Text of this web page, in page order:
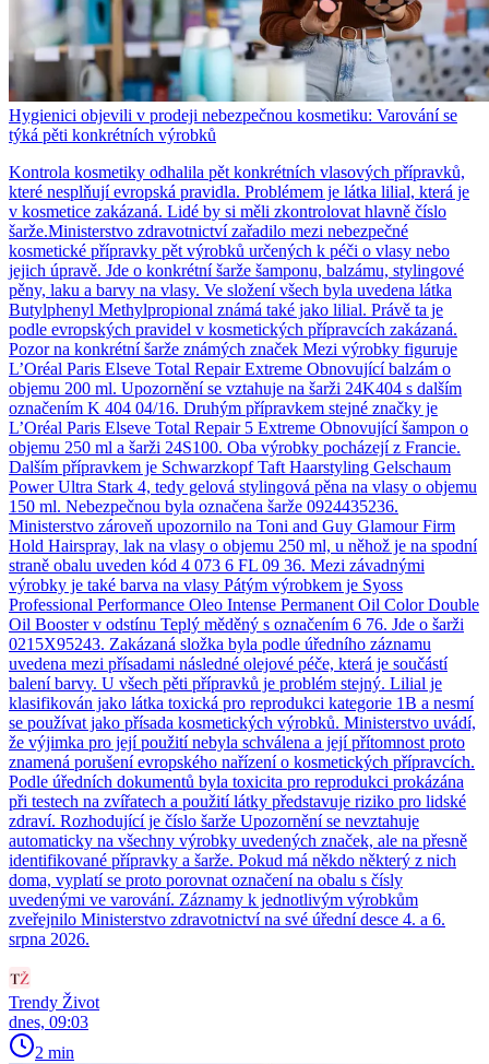
Hygienici objevili v prodeji nebezpečnou kosmetiku: Varování se
týká pěti konkrétních výrobků
Kontrola kosmetiky odhalila pět konkrétních vlasových přípravků,
které nesplňují evropská pravidla. Problémem je látka lilial, která je
v kosmetice zakázaná. Lidé by si měli zkontrolovat hlavně číslo
šarže.Ministerstvo zdravotnictví zařadilo mezi nebezpečné
kosmetické přípravky pět výrobků určených k péči o vlasy nebo
jejich úpravě. Jde o konkrétní šarže šamponu, balzámu, stylingové
pěny, laku a barvy na vlasy. Ve složení všech byla uvedena látka
Butylphenyl Methylpropional známá také jako lilial. Právě ta je
podle evropských pravidel v kosmetických přípravcích zakázaná.
Pozor na konkrétní šarže známých značek Mezi výrobky figuruje
L’Oréal Paris Elseve Total Repair Extreme Obnovující balzám o
objemu 200 ml. Upozornění se vztahuje na šarži 24K404 s dalším
označením K 404 04/16. Druhým přípravkem stejné značky je
L’Oréal Paris Elseve Total Repair 5 Extreme Obnovující šampon o
objemu 250 ml a šarži 24S100. Oba výrobky pocházejí z Francie.
Dalším přípravkem je Schwarzkopf Taft Haarstyling Gelschaum
Power Ultra Stark 4, tedy gelová stylingová pěna na vlasy o objemu
150 ml. Nebezpečnou byla označena šarže 0924435236.
Ministerstvo zároveň upozornilo na Toni and Guy Glamour Firm
Hold Hairspray, lak na vlasy o objemu 250 ml, u něhož je na spodní
straně obalu uveden kód 4 073 6 FL 09 36. Mezi závadnými
výrobky je také barva na vlasy Pátým výrobkem je Syoss
Professional Performance Oleo Intense Permanent Oil Color Double
Oil Booster v odstínu Teplý měděný s označením 6 76. Jde o šarži
0215X95243. Zakázaná složka byla podle úředního záznamu
uvedena mezi přísadami následné olejové péče, která je součástí
balení barvy. U všech pěti přípravků je problém stejný. Lilial je
klasifikován jako látka toxická pro reprodukci kategorie 1B a nesmí
se používat jako přísada kosmetických výrobků. Ministerstvo uvádí,
že výjimka pro její použití nebyla schválena a její přítomnost proto
znamená porušení evropského nařízení o kosmetických přípravcích.
Podle úředních dokumentů byla toxicita pro reprodukci prokázána
při testech na zvířatech a použití látky představuje riziko pro lidské
zdraví. Rozhodující je číslo šarže Upozornění se nevztahuje
automaticky na všechny výrobky uvedených značek, ale na přesně
identifikované přípravky a šarže. Pokud má někdo některý z nich
doma, vyplatí se proto porovnat označení na obalu s čísly
uvedenými ve varování. Záznamy k jednotlivým výrobkům
zveřejnilo Ministerstvo zdravotnictví na své úřední desce 4. a 6.
srpna 2026.
Trendy Život
dnes, 09:03
2 min